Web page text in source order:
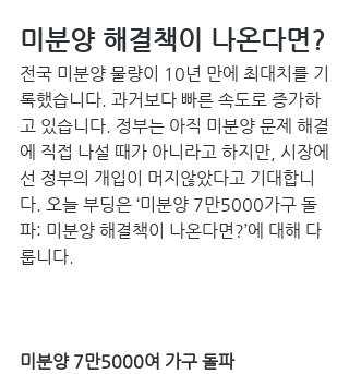
미분양 해결책이 나온다면?
전국 미분양 물량이 10년 만에 최대치를 기
록했습니다. 과거보다 빠른 속도로 증가하
고 있습니다. 정부는 아직 미분양 문제 해결
에 직접 나설 때가 아니라고 하지만, 시장에
선 정부의 개입이 머지않았다고 기대합니
다. 오늘 부딩은 ‘미분양 7만5000가구 돌
파: 미분양 해결책이 나온다면?’에 대해 다
룹니다.
미분양 7만5000여 가구 돌파